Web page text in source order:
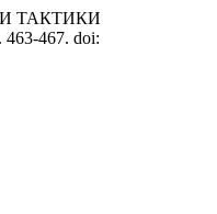
И ТАКТИКИ
463-467. doi: